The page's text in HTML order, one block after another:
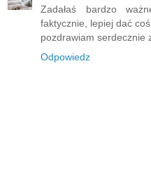
Zadałaś bardzo
faktycznie, lepiej dać
pozdrawiam serdecznie
Odpowiedz